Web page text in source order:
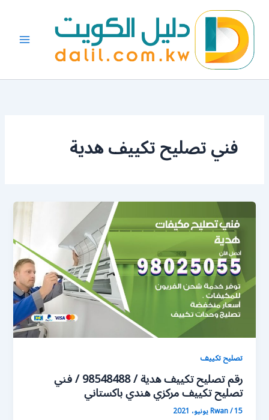
المحتوى
فني تصليح تكييف هدية
تصليح تكييف
رقم تصليح تكييف هدية / 98548488 / فني
تصليح تكييف مركزي هندي باكستاني
Rwan/15 يونيو، 2021